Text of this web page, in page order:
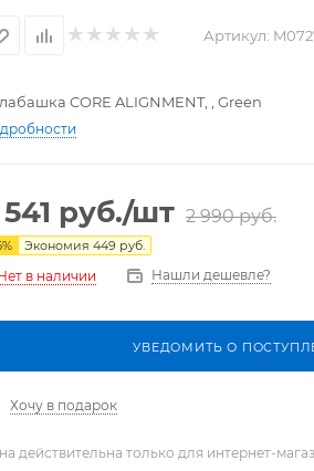
Артикул:
CORE ALIGNMENT, , Green
руб./шт 2 990руб.
% Экономия 449 руб.
в наличии Нашли дешевле?
УВЕДОМИТЬ О
Хочу в подарок
действительна только для интернет-